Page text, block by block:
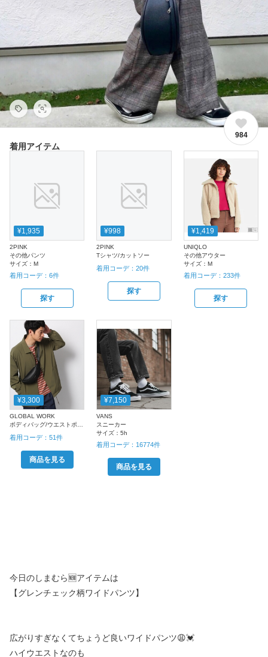
984
着用アイテム
¥1,935
2PINK
その他パンツ
サイズ： M
着用コーデ： 6件
探す
¥998
2PINK
Tシャツ/カットソー
着用コーデ：20件
探す
¥1,419
UNIQLO
その他アウター
サイズ： M
着用コーデ： 233件
探す
¥3,300
GLOBAL WORK
着用コーデ： 51件
商品を見る
¥7,150
VANS
スニーカー
サイズ：5h
着用コーデ： 16774件
商品を見る
今日のしまむら🆕アイテムは
【グレンチェック柄ワイドパンツ】
広がりすぎなくてちょうど良いワイドパンツ😩💓
ハイウエストなのも